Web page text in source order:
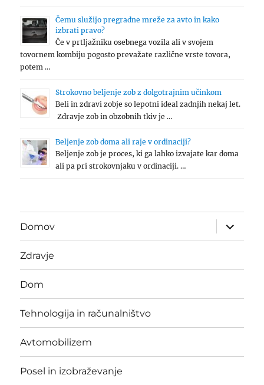
Čemu služijo pregradne mreže za avto in kako
izbrati pravo?
Če v prtljažniku osebnega vozila ali v svojem
tovornem kombiju pogosto prevažate različne vrste tovora,
potem …
Strokovno beljenje zob z dolgotrajnim učinkom
Beli in zdravi zobje so lepotni ideal zadnjih nekaj let.
Zdravje zob in obzobnih tkiv je …
Beljenje zob doma ali raje v ordinaciji?
Beljenje zob je proces, ki ga lahko izvajate kar doma
ali pa pri strokovnjaku v ordinaciji. …
Domov
expand
child
menu
Zdravje
Dom
Tehnologija in računalništvo
Avtomobilizem
Posel in izobraževanje